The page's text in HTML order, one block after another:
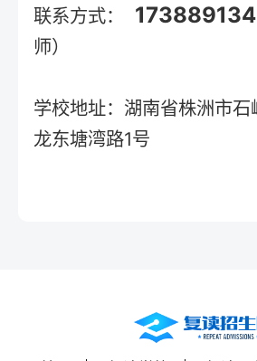
联系方式：
师）
学校地址：湖南省株洲市
龙东塘湾路1号